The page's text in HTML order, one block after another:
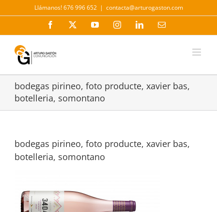
al
Llámanos! 676 996 652 | contacta@arturogaston.com
Facebook YouTubeInstagramLinkedInCorreo
bodegas pirineo, foto producte, xavier bas,
botelleria, somontano
bodegas pirineo, foto producte, xavier bas,
botelleria, somontano